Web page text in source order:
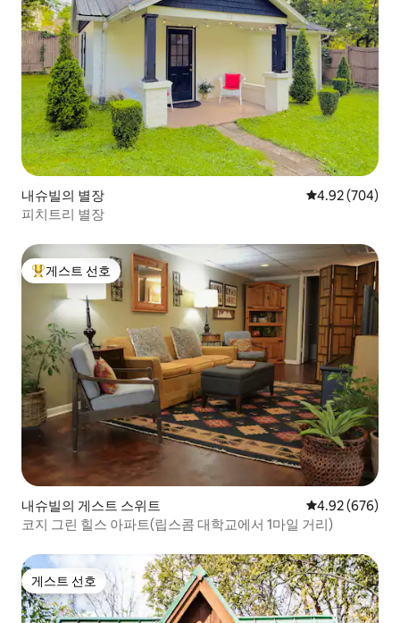
내슈빌의 별장 평점 4.92점(5
4.92 (704)
피치트리 별장
상위 게스트 선호
게스트 선호
내슈빌의 게스트 스위트 평점 4.92점(5
4.92 (676)
코지 그린 힐스 아파트(립스콤 대학교에서 1마일 거리)
게스트 선호
게스트 선호